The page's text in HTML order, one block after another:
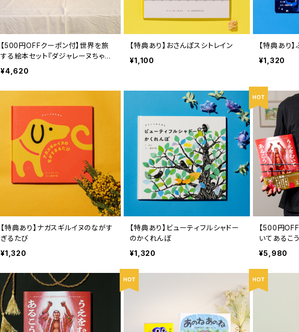
【500円OFFクーポン付】世界を旅
する絵本セット『ダジャレーヌちゃん
世界のたび』 『ナガスギルイヌのな
がすぎるたび』 『新装版 そらのうえ
¥4,620
【特典あり】おさんぽスシトレイン
¥1,100
【特典あり
¥1,320
【特典あり】ナガスギルイヌのながす
ぎるたび
¥1,320
【特典あり】ビューティフルシャドー
のかくれんぼ
¥1,320
【500円
いてあるこ
あるこう』
¥5,980